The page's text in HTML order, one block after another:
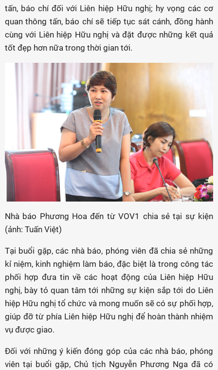
tấn, báo chí đối với Liên hiệp Hữu nghị; hy vọng các cơ
quan thông tấn, báo chí sẽ tiếp tục sát cánh, đồng hành
cùng với Liên hiệp Hữu nghị và đặt được những kết quả
tốt đẹp hơn nữa trong thời gian tới.
Nhà báo Phương Hoa đến từ VOV1 chia sẻ tại sự kiện
(ảnh: Tuấn Việt)
Tại buổi gặp, các nhà báo, phóng viên đã chia sẻ những
kỉ niệm, kinh nghiệm làm báo, đặc biệt là trong công tác
phối hợp đưa tin về các hoạt động của Liên hiệp Hữu
nghị, bày tỏ quan tâm tới những sự kiện sắp tới do Liên
hiệp Hữu nghị tổ chức và mong muốn sẽ có sự phối hợp,
giúp đỡ từ phía Liên hiệp Hữu nghị để hoàn thành nhiệm
vụ được giao.
Đối với những ý kiến đóng góp của các nhà báo, phóng
viên tại buổi gặp, Chủ tịch Nguyễn Phương Nga đã có